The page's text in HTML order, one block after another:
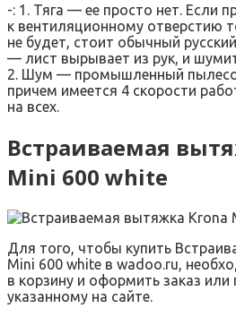
-: 1. Тяга — ее просто нет. Если
к вентиляционному отверстию
не будет, стоит обычный
— лист вырывает из рук, и
2. Шум — промышленный
причем имеется 4 скорости
на всех.
Встраиваемая
Mini 600 white
Для того, чтобы купить
Mini 600 white в wadoo.ru,
в корзину и оформить заказ
указанному на сайте.